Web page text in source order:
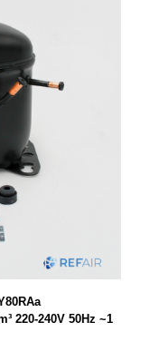
220-240V 50Hz ~1